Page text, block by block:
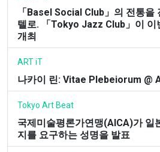
「Basel Social Club」의 전통을
텔로. 「Tokyo Jazz Club」이 이
개최
ART iT
나카이 린: Vitae Plebeiorum @
Tokyo Art Beat
국제미술평론가연맹(AICA)가 일
지를 요구하는 성명을 발표